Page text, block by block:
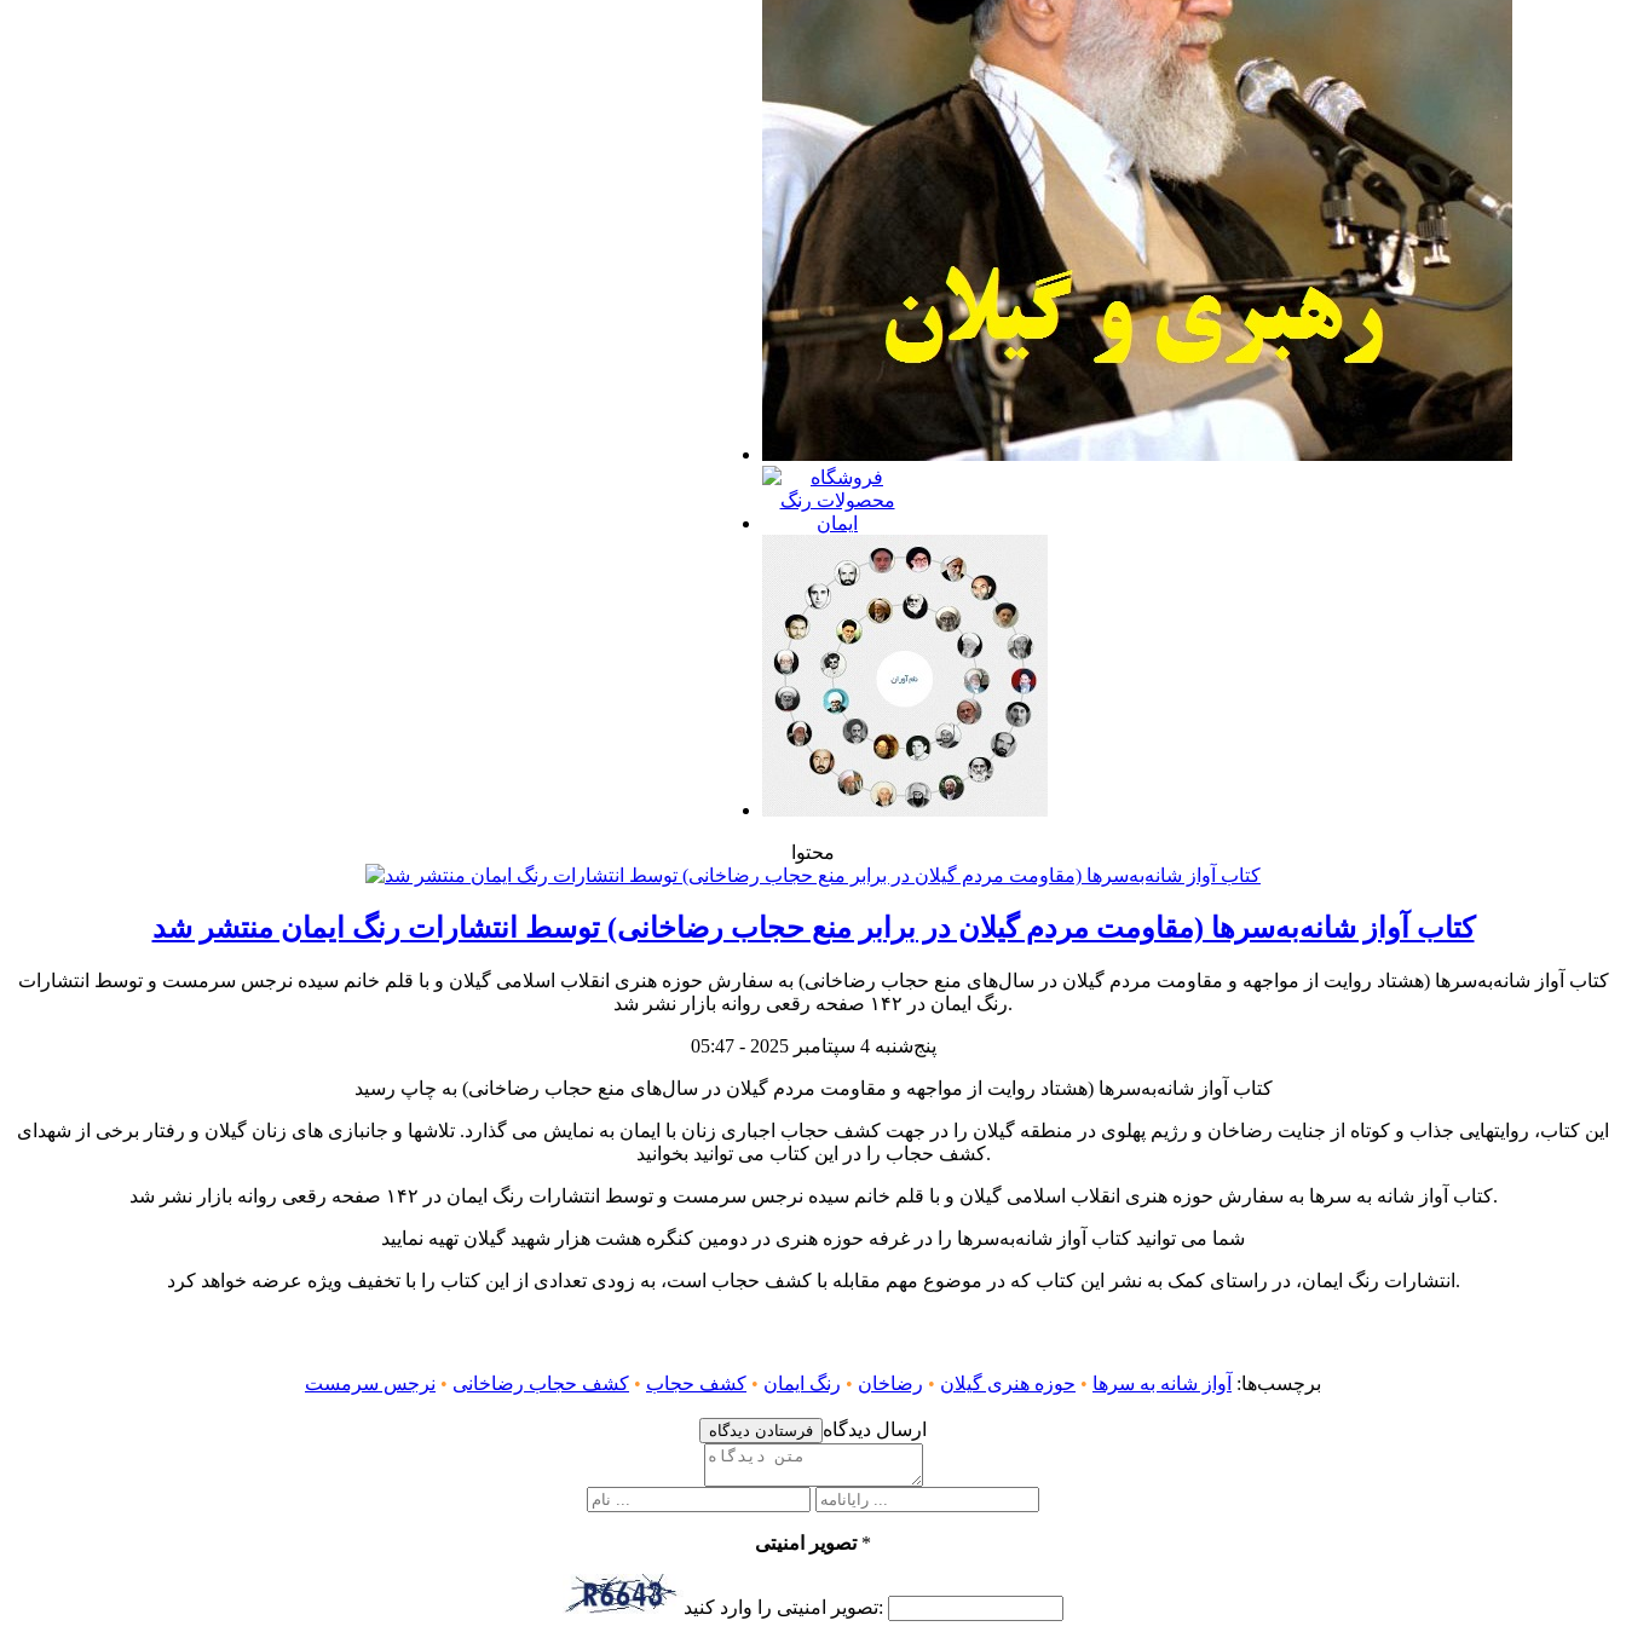
محتوا
کتاب آواز شانه‌به‌سرها (مقاومت مردم گیلان در برابر منع حجاب رضاخانی) توسط انتشارات رنگ ایمان منتشر شد
کتاب آواز شانه‌به‌سرها (هشتاد روایت از مواجهه و مقاومت مردم گیلان در سال‌های منع حجاب رضاخانی) به سفارش حوزه هنری انقلاب اسلامی گیلان و با قلم خانم سیده نرجس سرمست و توسط انتشارات
رنگ ایمان در ۱۴۲ صفحه رقعی روانه بازار نشر شد.
پنج‌شنبه 4 سپتامبر 2025 - 05:47
کتاب آواز شانه‌به‌سرها (هشتاد روایت از مواجهه و مقاومت مردم گیلان در سال‌های منع حجاب رضاخانی) به چاپ رسید
این کتاب، روایتهایی جذاب و کوتاه از جنایت رضاخان و رژیم پهلوی در منطقه گیلان را در جهت کشف حجاب اجباری زنان با ایمان به نمایش می گذارد. تلاشها و جانبازی های زنان گیلان و رفتار برخی از شهدای
کشف حجاب را در این کتاب می توانید بخوانید.
کتاب آواز شانه به سرها به سفارش حوزه هنری انقلاب اسلامی گیلان و با قلم خانم سیده نرجس سرمست و توسط انتشارات رنگ ایمان در ۱۴۲ صفحه رقعی روانه بازار نشر شد.
شما می توانید کتاب آواز شانه‌به‌سرها را در غرفه حوزه هنری در دومین کنگره هشت هزار شهید گیلان تهیه نمایید
انتشارات رنگ ایمان، در راستای کمک به نشر این کتاب که در موضوع مهم مقابله با کشف حجاب است، به زودی تعدادی از این کتاب را با تخفیف ویژه عرضه خواهد کرد.
برچسب‌ها: آواز شانه به سرها • حوزه هنری گیلان • رضاخان • رنگ ایمان • کشف حجاب • کشف حجاب رضاخانی • نرجس سرمست
فرستادن دیدگاه ارسال دیدگاه
تصویر امنیتی *
تصویر امنیتی را وارد کنید: